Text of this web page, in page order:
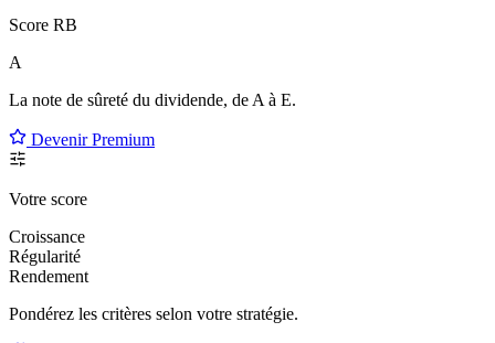
Score RB
A
La note de sûreté du dividende, de A à E.
Devenir Premium
Votre score
Croissance
Régularité
Rendement
Pondérez les critères selon votre stratégie.